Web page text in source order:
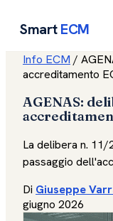
SmartECM
Info ECM /
accreditamento
AGENAS:
La delibera n.
passaggio
Di Giuseppe
giugno 2026